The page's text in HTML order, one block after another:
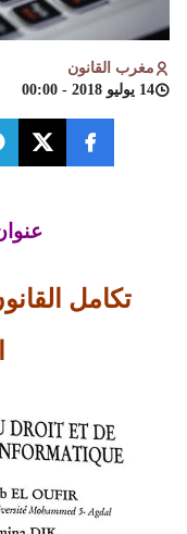
مغرب القانون
14 يوليو 2018 - 00:00
تكامل